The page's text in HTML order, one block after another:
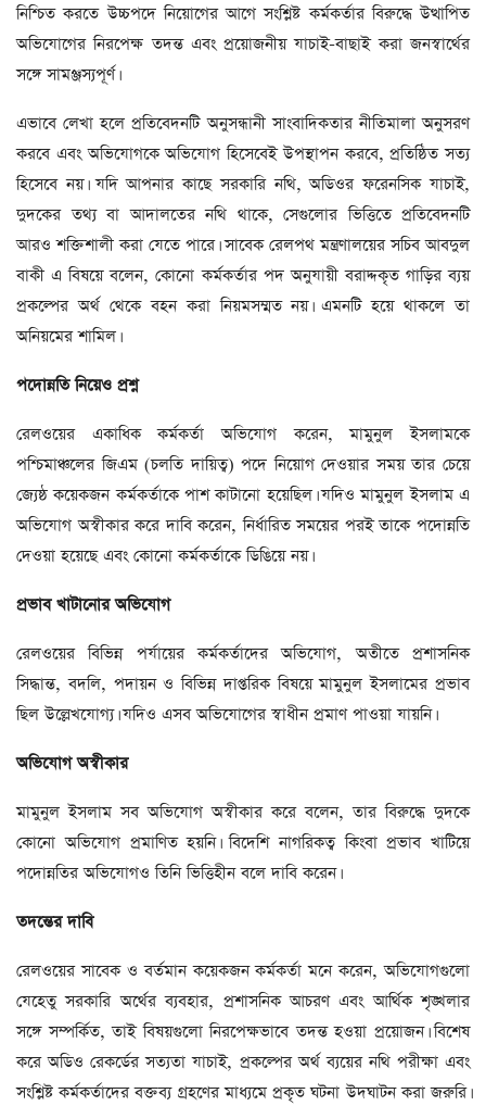
নিশ্চিত করতে উচ্চপদে নিয়োগের আগে সংশ্লিষ্ট কর্মকর্তার বিরুদ্ধে উত্থাপিত
অভিযোগের নিরপেক্ষ তদন্ত এবং প্রয়োজনীয় যাচাই-বাছাই করা জনস্বার্থের
সঙ্গে সামঞ্জস্যপূর্ণ।
এভাবে লেখা হলে প্রতিবেদনটি অনুসন্ধানী সাংবাদিকতার নীতিমালা অনুসরণ
করবে এবং অভিযোগকে অভিযোগ হিসেবেই উপস্থাপন করবে, প্রতিষ্ঠিত সত্য
হিসেবে নয়। যদি আপনার কাছে সরকারি নথি, অডিওর ফরেনসিক যাচাই,
দুদকের তথ্য বা আদালতের নথি থাকে, সেগুলোর ভিত্তিতে প্রতিবেদনটি
আরও শক্তিশালী করা যেতে পারে। সাবেক রেলপথ মন্ত্রণালয়ের সচিব আবদুল
বাকী এ বিষয়ে বলেন, কোনো কর্মকর্তার পদ অনুযায়ী বরাদ্দকৃত গাড়ির ব্যয়
প্রকল্পের অর্থ থেকে বহন করা নিয়মসম্মত নয়। এমনটি হয়ে থাকলে তা
অনিয়মের শামিল।
পদোন্নতি নিয়েও প্রশ্ন
রেলওয়ের একাধিক কর্মকর্তা অভিযোগ করেন, মামুনুল ইসলামকে
পশ্চিমাঞ্চলের জিএম (চলতি দায়িত্ব) পদে নিয়োগ দেওয়ার সময় তার চেয়ে
জ্যেষ্ঠ কয়েকজন কর্মকর্তাকে পাশ কাটানো হয়েছিল। যদিও মামুনুল ইসলাম এ
অভিযোগ অস্বীকার করে দাবি করেন, নির্ধারিত সময়ের পরই তাকে পদোন্নতি
দেওয়া হয়েছে এবং কোনো কর্মকর্তাকে ডিঙিয়ে নয়।
প্রভাব খাটানোর অভিযোগ
রেলওয়ের বিভিন্ন পর্যায়ের কর্মকর্তাদের অভিযোগ, অতীতে প্রশাসনিক
সিদ্ধান্ত, বদলি, পদায়ন ও বিভিন্ন দাপ্তরিক বিষয়ে মামুনুল ইসলামের প্রভাব
ছিল উল্লেখযোগ্য। যদিও এসব অভিযোগের স্বাধীন প্রমাণ পাওয়া যায়নি।
অভিযোগ অস্বীকার
মামুনুল ইসলাম সব অভিযোগ অস্বীকার করে বলেন, তার বিরুদ্ধে দুদকে
কোনো অভিযোগ প্রমাণিত হয়নি। বিদেশি নাগরিকত্ব কিংবা প্রভাব খাটিয়ে
পদোন্নতির অভিযোগও তিনি ভিত্তিহীন বলে দাবি করেন।
তদন্তের দাবি
রেলওয়ের সাবেক ও বর্তমান কয়েকজন কর্মকর্তা মনে করেন, অভিযোগগুলো
যেহেতু সরকারি অর্থের ব্যবহার, প্রশাসনিক আচরণ এবং আর্থিক শৃঙ্খলার
সঙ্গে সম্পর্কিত, তাই বিষয়গুলো নিরপেক্ষভাবে তদন্ত হওয়া প্রয়োজন। বিশেষ
করে অডিও রেকর্ডের সত্যতা যাচাই, প্রকল্পের অর্থ ব্যয়ের নথি পরীক্ষা এবং
সংশ্লিষ্ট কর্মকর্তাদের বক্তব্য গ্রহণের মাধ্যমে প্রকৃত ঘটনা উদঘাটন করা জরুরি।